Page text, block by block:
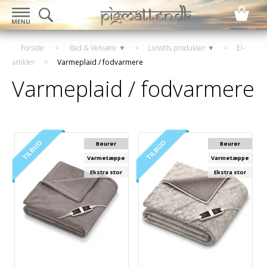
Forside > Bad & Velvære ▼ > Livsstils produkter ▼ >
El-
artikler
> Varmeplaid / fodvarmere
Varmeplaid / fodvarmere
Beurer
Varmetæppe
Ekstra stor
Beurer
Varmetæppe
Ekstra stor